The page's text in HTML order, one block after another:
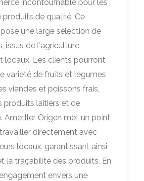
incontournable pour les
produits de qualité. Ce
une large sélection de
issus de l'agriculture
locaux. Les clients pourront
variété de fruits et légumes
viandes et poissons frais,
produits laitiers et de
Ametller Origen met un point
directement avec
locaux, garantissant ainsi
la traçabilité des produits. En
envers une